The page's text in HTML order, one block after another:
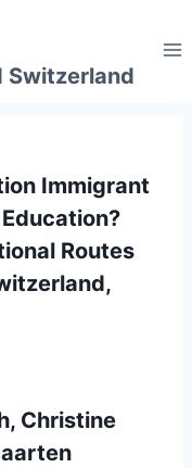
Switzerland
Immigrant
Routes
Christine